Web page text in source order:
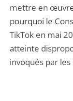
mettre en œuvre
pourquoi le
TikTok en mai
atteinte
invoqués par